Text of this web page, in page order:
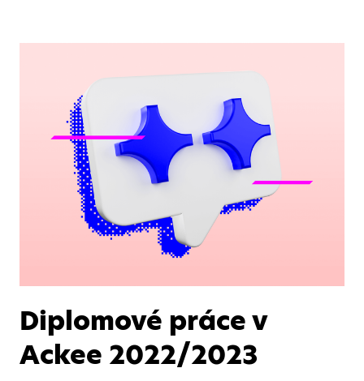
Diplomové práce v
Ackee 2022/2023